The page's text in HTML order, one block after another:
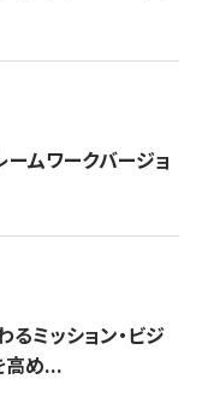
ームワークバージョ
るミッション・ビジ
高め...